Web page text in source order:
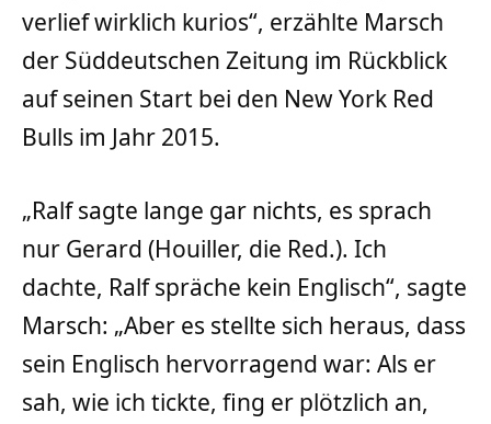
verlief wirklich kurios“, erzählte Marsch
der Süddeutschen Zeitung im Rückblick
auf seinen Start bei den New York Red
Bulls im Jahr 2015.
„Ralf sagte lange gar nichts, es sprach
nur Gerard (Houiller, die Red.). Ich
dachte, Ralf spräche kein Englisch“, sagte
Marsch: „Aber es stellte sich heraus, dass
sein Englisch hervorragend war: Als er
sah, wie ich tickte, fing er plötzlich an,